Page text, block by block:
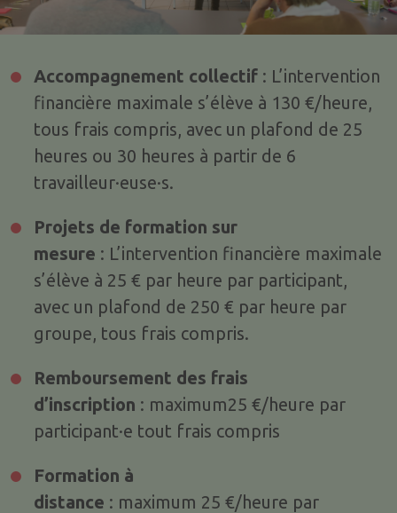
Accompagnement collectif : L’intervention
financière maximale s’élève à 130 €/heure,
tous frais compris, avec un plafond de 25
heures ou 30 heures à partir de 6
travailleur·euse·s.
Projets de formation sur
mesure : L’intervention financière maximale
s’élève à 25 € par heure par participant,
avec un plafond de 250 € par heure par
groupe, tous frais compris.
Remboursement des frais
d’inscription : maximum25 €/heure par
participant·e tout frais compris
Formation à
distance : maximum 25 €/heure par